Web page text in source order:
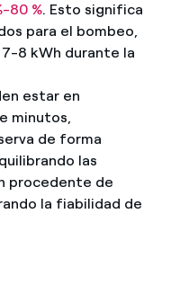
80 %. Esto significa
para el bombeo,
8 kWh durante la
estar en
minutos,
de forma
las
procedente de
la fiabilidad de